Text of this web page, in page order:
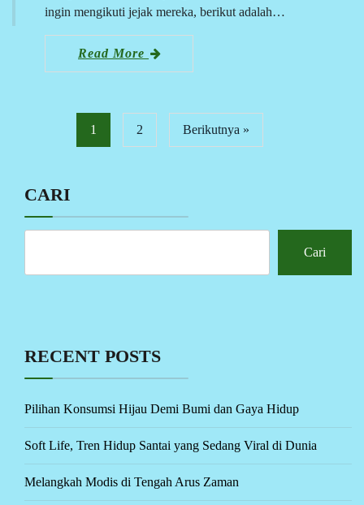
ingin mengikuti jejak mereka, berikut adalah…
Read More
1 2 Berikutnya »
CARI
Cari
RECENT POSTS
Pilihan Konsumsi Hijau Demi Bumi dan Gaya Hidup
Soft Life, Tren Hidup Santai yang Sedang Viral di Dunia
Melangkah Modis di Tengah Arus Zaman